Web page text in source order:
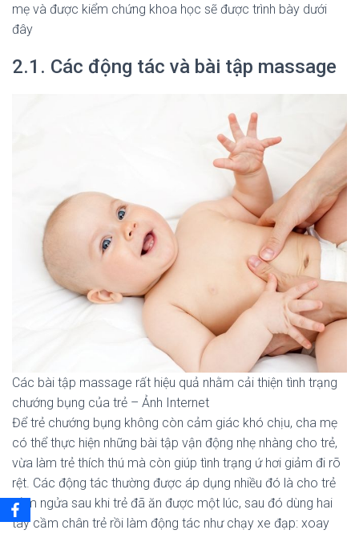
mẹ và được kiểm chứng khoa học sẽ được trình bày dưới
đây
2.1. Các động tác và bài tập massage
Các bài tập massage rất hiệu quả nhằm cải thiện tình trạng
chướng bụng của trẻ – Ảnh Internet
Để trẻ chướng bụng không còn cảm giác khó chịu, cha mẹ
có thể thực hiện những bài tập vận động nhẹ nhàng cho trẻ,
vừa làm trẻ thích thú mà còn giúp tình trạng ứ hơi giảm đi rõ
rệt. Các động tác thường được áp dụng nhiều đó là cho trẻ
nằm ngửa sau khi trẻ đã ăn được một lúc, sau đó dùng hai
tay cầm chân trẻ rồi làm động tác như chạy xe đạp: xoay